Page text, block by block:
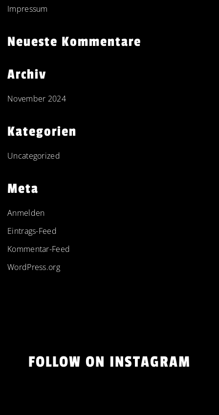
Impressum
Neueste Kommentare
Archiv
November 2024
Kategorien
Uncategorized
Meta
Anmelden
Eintrags-Feed
Kommentar-Feed
WordPress.org
FOLLOW ON INSTAGRAM